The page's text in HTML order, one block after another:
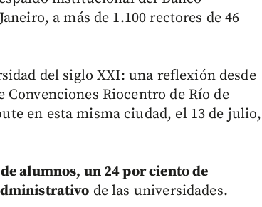
a más de 1.100 rectores de 46
del siglo XXI: una reflexión desde
Riocentro de Río de
en esta misma ciudad, el 13 de julio,
alumnos, un 24 por ciento de
de las universidades.